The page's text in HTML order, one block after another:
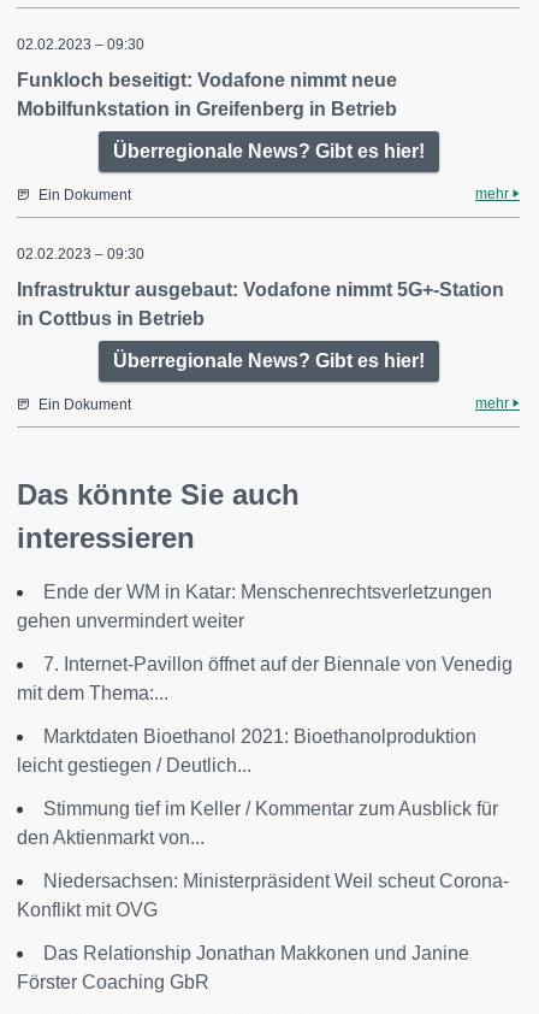
02.02.2023 – 09:30
Funkloch beseitigt: Vodafone nimmt neue
Mobilfunkstation in Greifenberg in Betrieb
Überregionale News? Gibt es hier!
Ein Dokument mehr
02.02.2023 – 09:30
Infrastruktur ausgebaut: Vodafone nimmt 5G+-Station
in Cottbus in Betrieb
Überregionale News? Gibt es hier!
Ein Dokument mehr
Das könnte Sie auch
interessieren
Ende der WM in Katar: Menschenrechtsverletzungen
gehen unvermindert weiter
7. Internet-Pavillon öffnet auf der Biennale von Venedig
mit dem Thema:...
Marktdaten Bioethanol 2021: Bioethanolproduktion
leicht gestiegen / Deutlich...
Stimmung tief im Keller / Kommentar zum Ausblick für
den Aktienmarkt von...
Niedersachsen: Ministerpräsident Weil scheut Corona-
Konflikt mit OVG
Das Relationship Jonathan Makkonen und Janine
Förster Coaching GbR